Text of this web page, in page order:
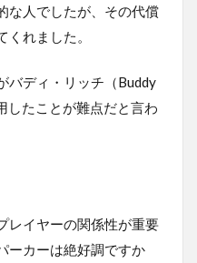
な人でしたが、その代償
れました。
バディ・リッチ（Buddy
したことが難点だと言わ
レイヤーの関係性が重要
ーカーは絶好調ですか